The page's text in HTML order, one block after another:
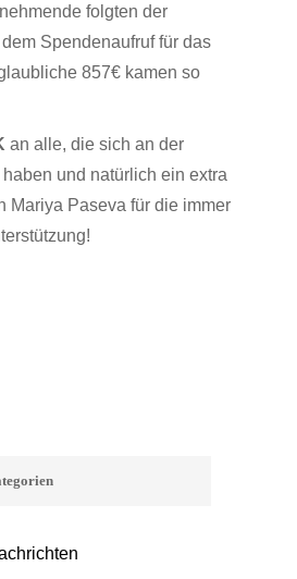
folgten der
Spendenaufruf für das
857€ kamen so
an alle, die sich an der
und natürlich ein extra
Mariya Paseva für die immer